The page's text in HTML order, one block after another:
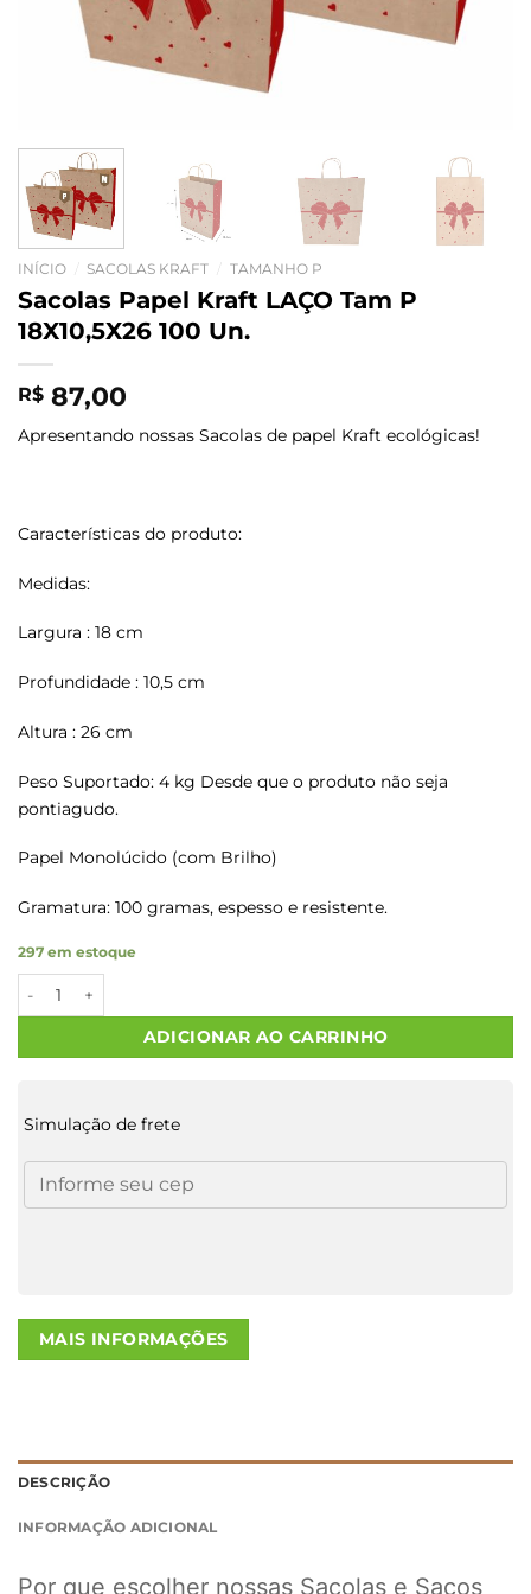
INÍCIO SACOLAS KRAFT TAMANHO P
Sacolas Papel Kraft LAÇO Tam P
18X10,5X26 100 Un.
R$ 87,00
Apresentando nossas Sacolas de papel Kraft ecológicas!
Características do produto:
Medidas:
Largura : 18 cm
Profundidade : 10,5 cm
Altura : 26 cm
Peso Suportado: 4 kg Desde que o produto não seja
pontiagudo.
Papel Monolúcido (com Brilho)
Gramatura: 100 gramas, espesso e resistente.
297 em estoque
Sacolas Papel Kraft LAÇO Tam P 18X10,5X26 100 Un.
ADICIONAR AO CARRINHO
Simulação de frete
MAIS INFORMAÇÕES
DESCRIÇÃO
INFORMAÇÃO ADICIONAL
Por que escolher nossas Sacolas e Sacos